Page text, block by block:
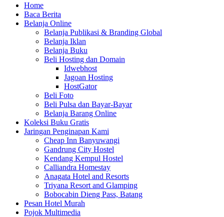
Home
Baca Berita
Belanja Online
Belanja Publikasi & Branding Global
Belanja Iklan
Belanja Buku
Beli Hosting dan Domain
Idwebhost
Jagoan Hosting
HostGator
Beli Foto
Beli Pulsa dan Bayar-Bayar
Belanja Barang Online
Koleksi Buku Gratis
Jaringan Penginapan Kami
Cheap Inn Banyuwangi
Gandrung City Hostel
Kendang Kempul Hostel
Calliandra Homestay
Anagata Hotel and Resorts
Triyana Resort and Glamping
Bobocabin Dieng Pass, Batang
Pesan Hotel Murah
Pojok Multimedia